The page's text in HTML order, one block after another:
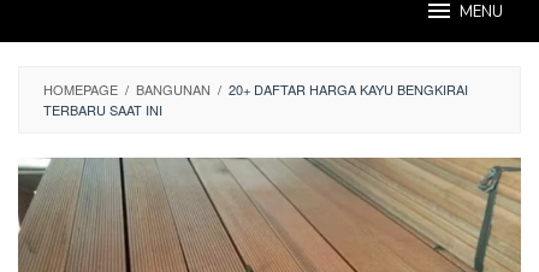
MENU
HOMEPAGE / BANGUNAN / 20+ DAFTAR HARGA KAYU BENGKIRAI
TERBARU SAAT INI